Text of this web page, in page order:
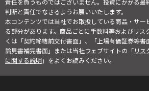
責任を負うものではございません。投資にかかる最
判断と責任でなさるようお願いいたします。
本コンテンツでは当社でお取扱している商品・サー
る部分があります。商品ごとに手数料等およびリス
くは「契約締結前交付書面」、「上場有価証券等
論見書補完書面」または当社ウェブサイトの「リス
に関する説明」をよくお読みください。